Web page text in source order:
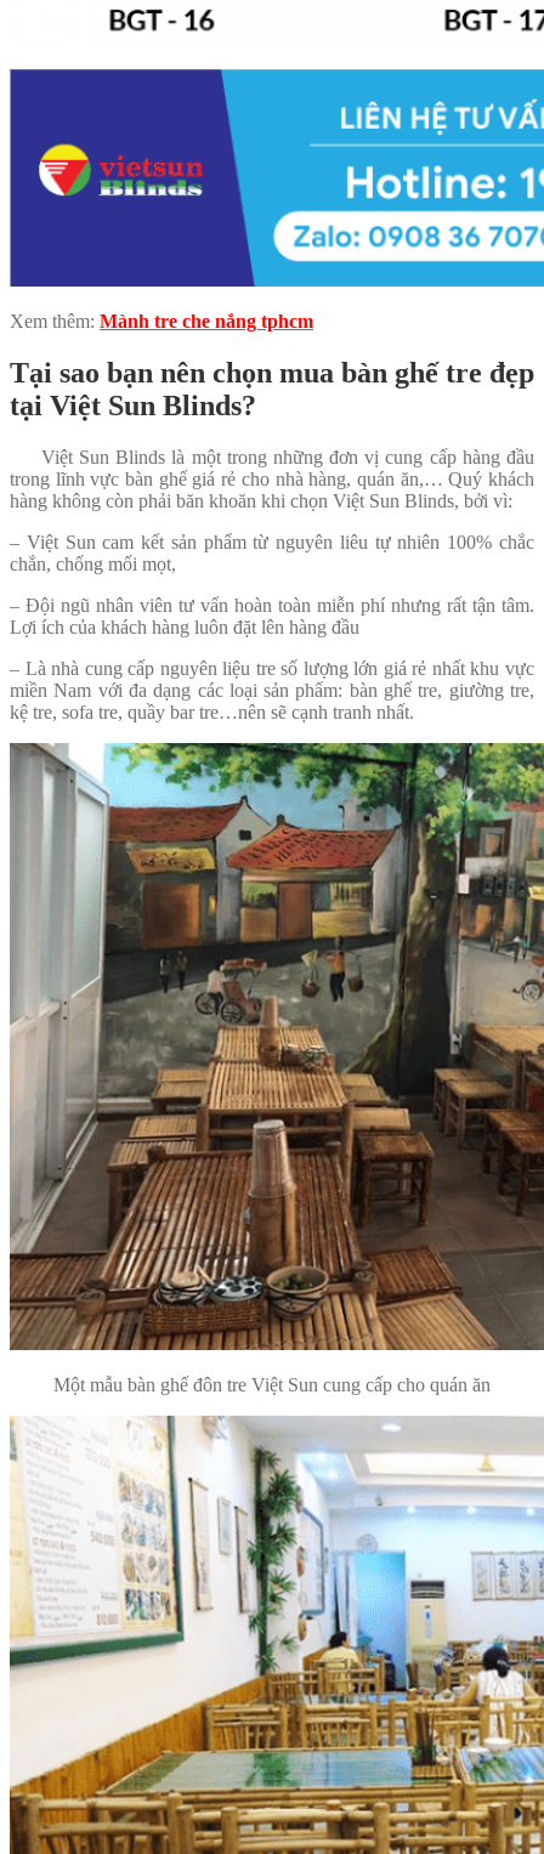
Xem thêm: Mành tre che nắng tphcm
Tại sao bạn nên chọn mua bàn ghế tre đẹp
tại Việt Sun Blinds?
Việt Sun Blinds là một trong những đơn vị cung cấp hàng đầu
trong lĩnh vực bàn ghế giá rẻ cho nhà hàng, quán ăn,… Quý khách
hàng không còn phải băn khoăn khi chọn Việt Sun Blinds, bởi vì:
– Việt Sun cam kết sản phẩm từ nguyên liêu tự nhiên 100% chắc
chắn, chống mối mọt,
– Đội ngũ nhân viên tư vấn hoàn toàn miễn phí nhưng rất tận tâm.
Lợi ích của khách hàng luôn đặt lên hàng đầu
– Là nhà cung cấp nguyên liệu tre số lượng lớn giá rẻ nhất khu vực
miền Nam với đa dạng các loại sản phẩm: bàn ghế tre, giường tre,
kệ tre, sofa tre, quầy bar tre…nên sẽ cạnh tranh nhất.
Một mẫu bàn ghế đôn tre Việt Sun cung cấp cho quán ăn